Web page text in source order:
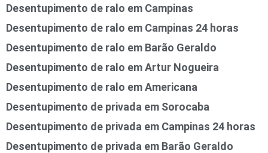
Desentupimento de ralo em Campinas
Desentupimento de ralo em Campinas 24 horas
Desentupimento de ralo em Barão Geraldo
Desentupimento de ralo em Artur Nogueira
Desentupimento de ralo em Americana
Desentupimento de privada em Sorocaba
Desentupimento de privada em Campinas 24 horas
Desentupimento de privada em Barão Geraldo